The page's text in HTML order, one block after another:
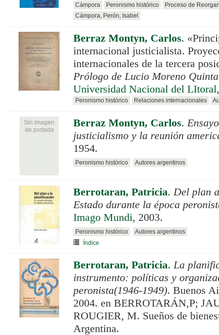
Cámpora Peronismo histórico
Proceso de
Cámpora, Perón, Isabel
Berraz Montyn, Carlos.
internacional justicialista.
internacionales de la tercera
Prólogo de Lucio Moreno
Universidad Nacional del LItoral
Peronismo histórico Relaciones internacionales
Sin imagen
de portada
Berraz Montyn, Carlos.
justicialismo y la reunión
1954.
Peronismo histórico Autores argentinos
Berrotaran, Patricia. Del plan
Estado durante la época
Imago Mundi, 2003.
Peronismo histórico
Autores argentinos
Índice
Berrotaran, Patricia. La
instrumento: políticas y
peronista(1946-1949). Buenos
2004. en BERROTARÁN,P;
ROUGIER, M. Sueños de
Argentina.